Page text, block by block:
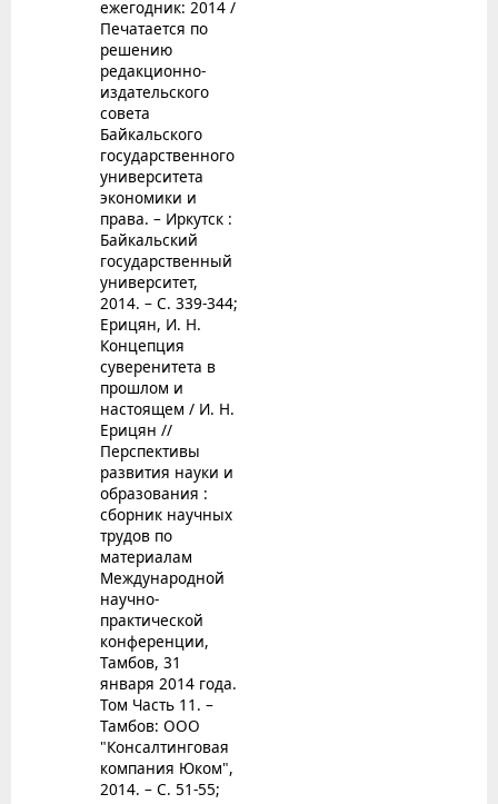
ежегодник: 2014 /
Печатается по
решению
редакционно-
издательского
совета
Байкальского
государственного
университета
экономики и
права. – Иркутск :
Байкальский
государственный
университет,
2014. – С. 339-344;
Ерицян, И. Н.
Концепция
суверенитета в
прошлом и
настоящем / И. Н.
Ерицян //
Перспективы
развития науки и
образования :
сборник научных
трудов по
материалам
Международной
научно-
практической
конференции,
Тамбов, 31
января 2014 года.
Том Часть 11. –
Тамбов: ООО
"Консалтинговая
компания Юком",
2014. – С. 51-55;